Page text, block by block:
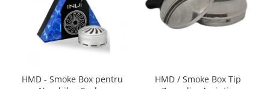
HMD - Smoke Box pentru
HMD / Smoke Box Tip